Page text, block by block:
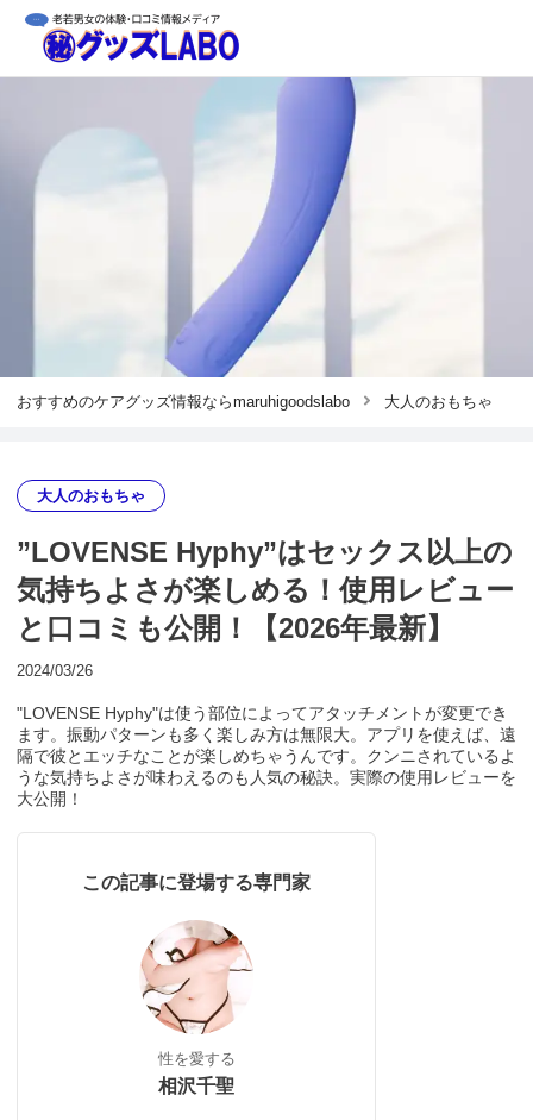
おすすめのケアグッズ情報ならmaruhigoodslabo 大人のおもちゃ
大人のおもちゃ
”LOVENSE Hyphy”はセックス以上の
気持ちよさが楽しめる！使用レビュー
と口コミも公開！【2026年最新】
2024/03/26
"LOVENSE Hyphy"は使う部位によってアタッチメントが変更でき
ます。振動パターンも多く楽しみ方は無限大。アプリを使えば、遠
隔で彼とエッチなことが楽しめちゃうんです。クンニされているよ
うな気持ちよさが味わえるのも人気の秘訣。実際の使用レビューを
大公開！
この記事に登場する専門家
性を愛する
相沢千聖